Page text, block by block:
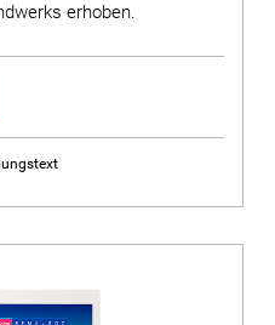
erhoben.